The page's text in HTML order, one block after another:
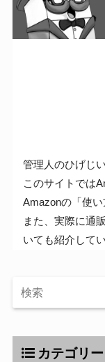
管理人のひげじい
このサイトでは
Amazonの「使い
また、実際に通
いても紹介してい
カテゴリー